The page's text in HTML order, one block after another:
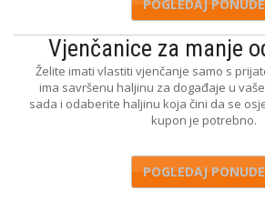
POGLEDAJ PONUDE
Vjenčanice za manje
Želite imati vlastiti vjenčanje samo s
ima savršenu haljinu za događaje u
sada i odaberite haljinu koja čini da se
kupon je potrebno.
POGLEDAJ PONUDE